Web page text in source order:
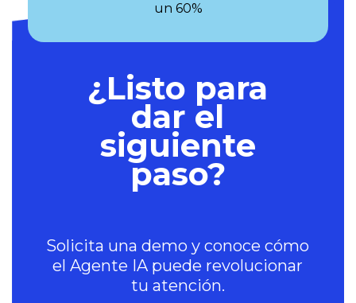
un 60%
¿Listo para
dar el
siguiente
paso?
Solicita una demo y conoce cómo
el Agente IA puede revolucionar
tu atención.